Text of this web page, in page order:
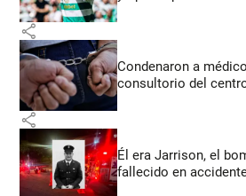
share
Condenaron a
consultorio del
share
Él era Jarrison, el
fallecido en